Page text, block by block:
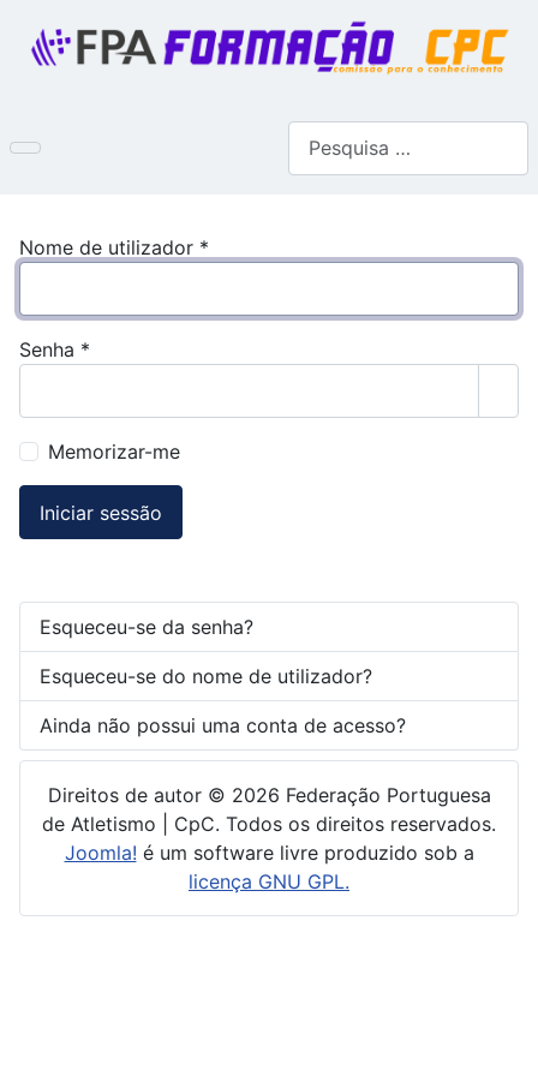
Nome de utilizador *
Senha *
Memorizar-me
Iniciar sessão
Esqueceu-se da senha?
Esqueceu-se do nome de utilizador?
Ainda não possui uma conta de acesso?
Direitos de autor © 2026 Federação Portuguesa
de Atletismo | CpC. Todos os direitos reservados.
Joomla! é um software livre produzido sob a
licença GNU GPL.